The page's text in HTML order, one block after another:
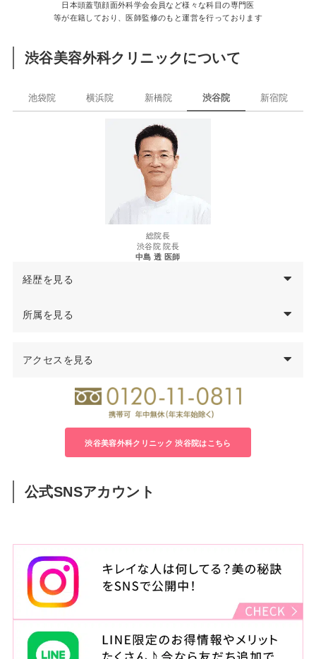
日本頭蓋顎顔面外科学会会員など様々な科目の専門医
等が在籍しており、医師監修のもと運営を行っております
渋谷美容外科クリニックについて
池袋院 横浜院 新橋院 渋谷院 新宿院
総院長
渋谷院 院長
中島 透 医師
経歴を見る
00年 千葉大学医学部付属病院形成外科勤務
千葉大学大学院修了 医学博士号取得
渋谷美容外科クリニック立川院 院長就任
渋谷美容外科クリニック渋谷院 院長就任
所属を見る
日本形成外科学会 形成外科専門医
日本頭蓋顎顔面外科学会会員
アクセスを見る
住所
渋谷西村總本店ビル4F
診療時間
渋谷美容外科クリニック 渋谷院はこちら
公式SNSアカウント